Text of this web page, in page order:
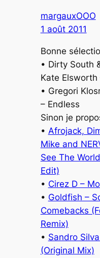
margauxOOO
1 août 2011
Bonne
• Dirty South
Kate Elsworth
• Gregori
– Endless
Sinon je
• Afrojack,
Mike and
See The
Edit)
• Cirez D –
• Goldfish –
Comebacks
Remix)
• Sandro
(Original Mix)